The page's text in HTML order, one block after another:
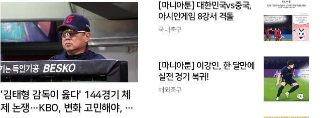
'김태형 감독이 옳다' 144경기 체
제 논쟁…KBO, 변화 고민해야, 환
[마니아툰] 대한민국vs중국,
아시안게임 8강서 격돌
국내축구
[마니아툰] 이강인, 한 달만에
실전 경기 복귀!
해외축구